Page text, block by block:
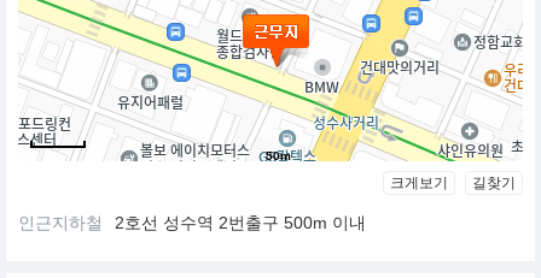
50m
크게보기 길찾기
인근지하철 2호선 성수역 2번출구 500m 이내